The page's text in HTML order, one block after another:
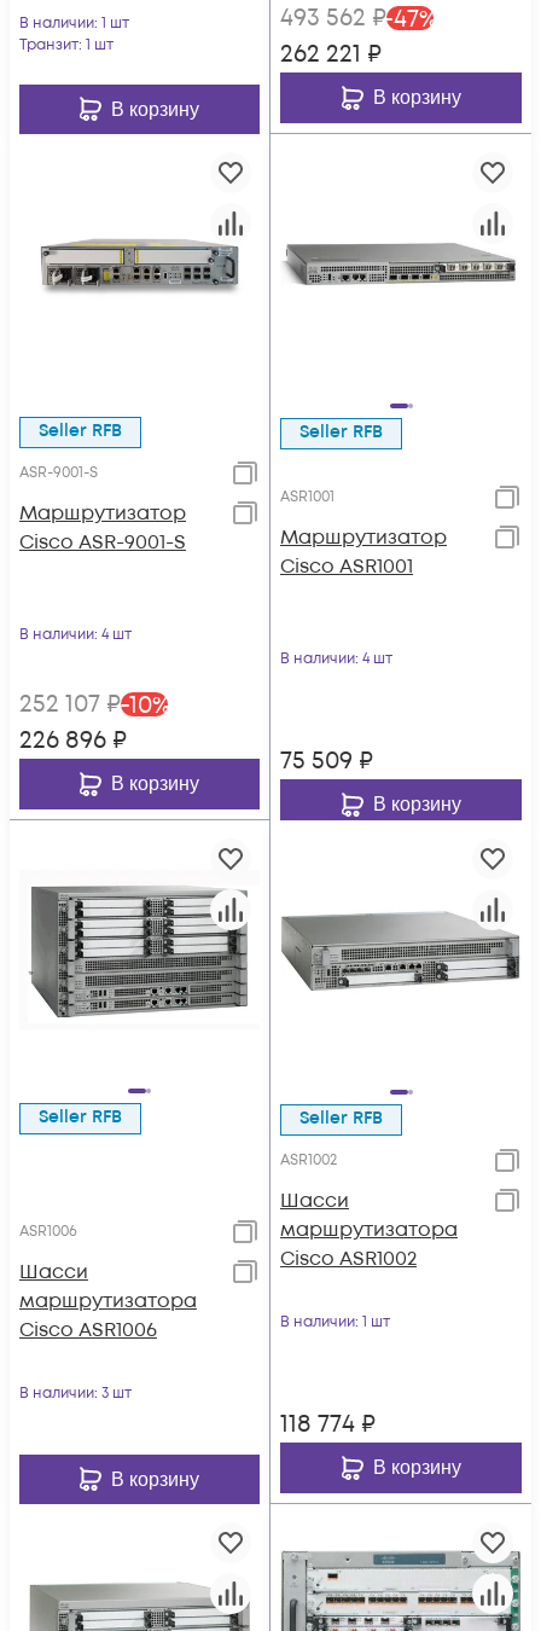
В наличии: 1 шт
Транзит: 1 шт
В корзину
493 562 ₽-47%
262 221 ₽
В корзину
Seller RFB
ASR-9001-S
Маршрутизатор
Cisco ASR-9001-S
В наличии: 4 шт
252 107 ₽-10%
226 896 ₽
В корзину
Seller RFB
ASR1001
Маршрутизатор
Cisco ASR1001
В наличии: 4 шт
75 509 ₽
В корзину
Seller RFB
ASR1006
Шасси
маршрутизатора
Cisco ASR1006
В наличии: 3 шт
В корзину
Seller RFB
ASR1002
Шасси
маршрутизатора
Cisco ASR1002
В наличии: 1 шт
118 774 ₽
В корзину